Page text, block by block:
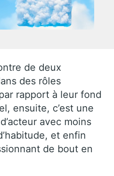
de deux
des rôles
rapport à leur fond
ensuite, c’est une
avec moins
et enfin
de bout en